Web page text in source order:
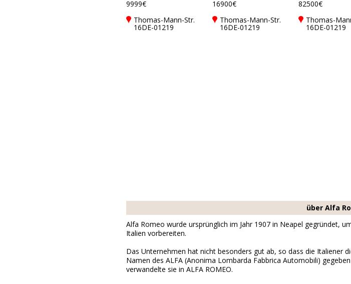
9999€
Thomas-Mann-Str.
16DE-01219
16900€
Thomas-Mann-Str.
16DE-01219
82500€
Thomas-
16DE-01219
über Alfa
Alfa Romeo wurde ursprünglich im Jahr 1907 in Neapel gegründet,
Italien vorbereiten.
Das Unternehmen hat nicht besonders gut ab, so dass die Italiener
Namen des ALFA (Anonima Lombarda Fabbrica Automobili)
verwandelte sie in ALFA ROMEO.